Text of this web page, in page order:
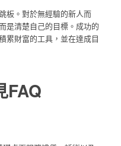
板。對於無經驗的新人而
是清楚自己的目標。成功的
累財富的工具，並在達成目
FAQ